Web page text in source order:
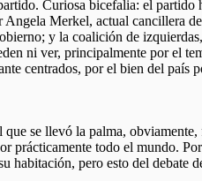
Curiosa bicefalia: el
Angela Merkel, actual
y la coalición de
ni ver, principalmente por el
centrados, por el bien del
que se llevó la palma,
prácticamente todo el mundo.
habitación, pero esto del